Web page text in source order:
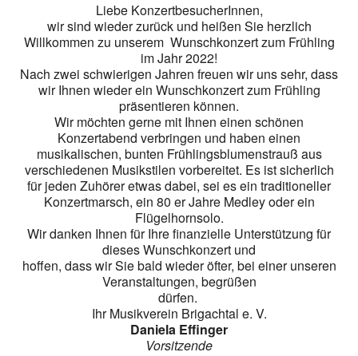
Liebe KonzertbesucherInnen,
wir sind wieder zurück und heißen Sie herzlich
Willkommen zu unserem Wunschkonzert zum Frühling
im Jahr 2022!
Nach zwei schwierigen Jahren freuen wir uns sehr, dass
wir Ihnen wieder ein Wunschkonzert zum Frühling
präsentieren können.
Wir möchten gerne mit Ihnen einen schönen
Konzertabend verbringen und haben einen
musikalischen, bunten Frühlingsblumenstrauß aus
verschiedenen Musikstilen vorbereitet. Es ist sicherlich
für jeden Zuhörer etwas dabei, sei es ein traditioneller
Konzertmarsch, ein 80 er Jahre Medley oder ein
Flügelhornsolo.
Wir danken Ihnen für Ihre finanzielle Unterstützung für
dieses Wunschkonzert und
hoffen, dass wir Sie bald wieder öfter, bei einer unseren
Veranstaltungen, begrüßen
dürfen.
Ihr Musikverein Brigachtal e. V.
Daniela Effinger
Vorsitzende